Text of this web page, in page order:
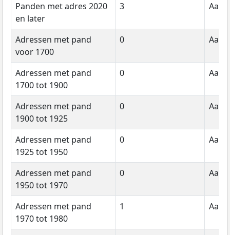
Panden met adres 2020
en later
3
Adressen met pand
voor 1700
0
Adressen met pand
1700 tot 1900
0
Adressen met pand
1900 tot 1925
0
Adressen met pand
1925 tot 1950
0
Adressen met pand
1950 tot 1970
0
Adressen met pand
1970 tot 1980
1